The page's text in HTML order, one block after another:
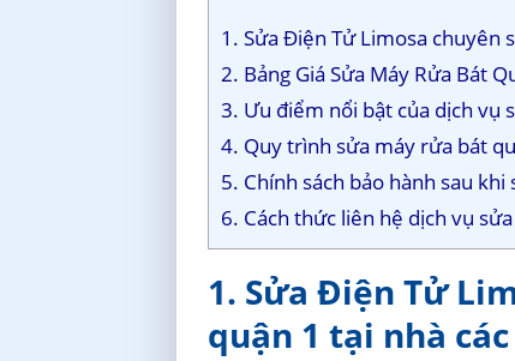
1. Sửa Điện Tử Limosa chuyên
2. Bảng Giá Sửa Máy Rửa Bát
3. Ưu điểm nổi bật của dịch vụ
4. Quy trình sửa máy rửa bát
5. Chính sách bảo hành sau khi
6. Cách thức liên hệ dịch vụ
1. Sửa Điện Tử
quận 1 tại nhà